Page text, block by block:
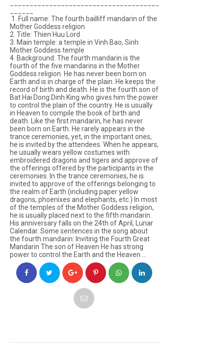
1. Full name: The fourth bailliff mandarin of the
Mother Goddess religion
2. Title: Thien Huu Lord
3. Main temple: a temple in Vinh Bao, Sinh
Mother Goddess temple
4. Background: The fourth mandarin is the
fourth of the five mandarins in the Mother
Goddess religion. He has never been born on
Earth and is in charge of the plain. He keeps the
record of birth and death. He is the fourth son of
Bat Hai Dong Dinh King who gives him the power
to control the plain of the country. He is usually
in Heaven to compile the book of birth and
death. Like the first mandarin, he has never
been born on Earth. He rarely appears in the
trance ceremonies, yet, in the important ones,
he is invited by the attendees. When he appears,
he usually wears yellow costumes with
embroidered dragons and tigers and approve of
the offerings offered by the participants in the
ceremonies. In the trance ceremonies, he is
invited to approve of the offerings belonging to
the realm of Earth (including paper yellow
dragons, phoenixes and elephants, etc.) In most
of the temples of the Mother Goddess religion,
he is usually placed next to the fifth mandarin.
His anniversary falls on the 24th of April, Lunar
Calendar. Some sentences in the song about
the fourth mandarin: Inviting the Fourth Great
Mandarin The son of Heaven He has strong
power to control the Earth and the Heaven ...